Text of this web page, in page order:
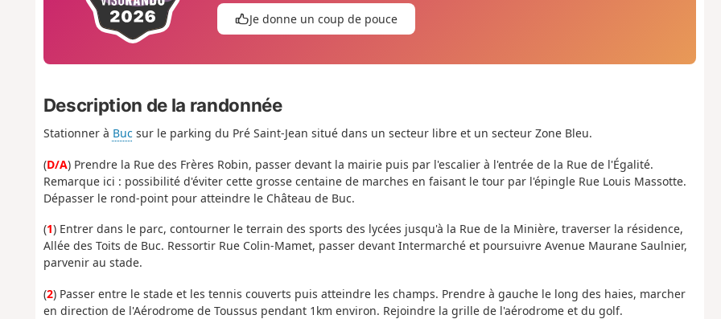
Je donne un coup de pouce
Description de la randonnée
Stationner à Bucsur le parking du Pré Saint-Jean situé dans un secteur libre et un secteur Zone Bleu.
(D/A) Prendre la Rue des Frères Robin, passer devant la mairie puis par l'escalier à l'entrée de la Rue de l'Égalité.
Remarque ici : possibilité d'éviter cette grosse centaine de marches en faisant le tour par l'épingle Rue Louis Massotte.
Dépasser le rond-point pour atteindre le Château de Buc.
(1) Entrer dans le parc, contourner le terrain des sports des lycées jusqu'à la Rue de la Minière, traverser la résidence,
Allée des Toits de Buc. Ressortir Rue Colin-Mamet, passer devant Intermarché et poursuivre Avenue Maurane Saulnier,
parvenir au stade.
(2) Passer entre le stade et les tennis couverts puis atteindre les champs. Prendre à gauche le long des haies, marcher
en direction de l'Aérodrome de Toussus pendant 1km environ. Rejoindre la grille de l'aérodrome et du golf.